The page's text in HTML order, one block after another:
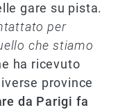
gare su pista.
per
che stiamo
ha ricevuto
province
da Parigi fa